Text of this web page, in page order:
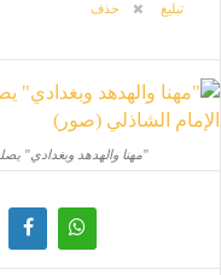
تبليغ
حذف
"مهنا والهدهد وبغدادي"